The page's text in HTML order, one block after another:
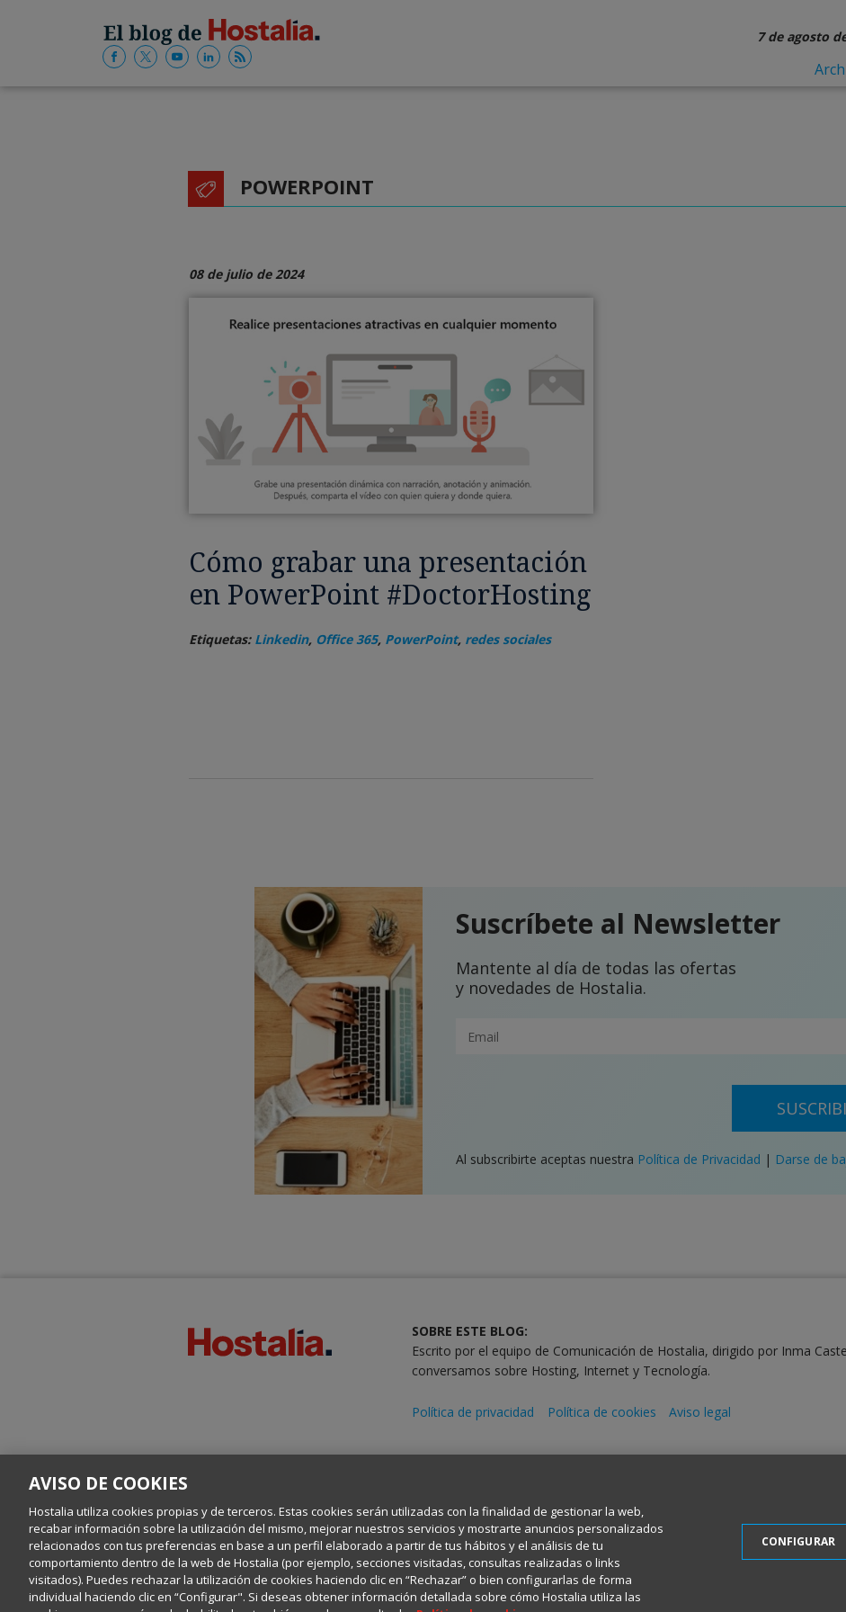
7 de agosto
POWERPOINT
08 de julio de 2024
Cómo grabar una presentación
en PowerPoint #DoctorHosting
Etiquetas: Linkedin, Office 365, PowerPoint, redes sociales
Suscríbete al Newsletter
Mantente al día de todas las ofertas
y novedades de Hostalia.
Al subscribirte aceptas nuestra Política de Privacidad | Darse de
SOBRE ESTE BLOG:
Escrito por el equipo de Comunicación de Hostalia, dirigido por Inma
conversamos sobre Hosting, Internet y Tecnología.
Política de privacidad Política de cookies Aviso legal
Todos los Derechos Reservados
AVISO DE COOKIES
Hostalia utiliza cookies propias y de terceros. Estas cookies serán utilizadas con la finalidad de gestionar la web,
recabar información sobre la utilización del mismo, mejorar nuestros servicios y mostrarte anuncios personalizados
relacionados con tus preferencias en base a un perfil elaborado a partir de tus hábitos y el análisis de tu
comportamiento dentro de la web de Hostalia (por ejemplo, secciones visitadas, consultas realizadas o links
visitados). Puedes rechazar la utilización de cookies haciendo clic en “Rechazar” o bien configurarlas de forma
individual haciendo clic en “Configurar". Si deseas obtener información detallada sobre cómo Hostalia utiliza las
CONFIGURAR